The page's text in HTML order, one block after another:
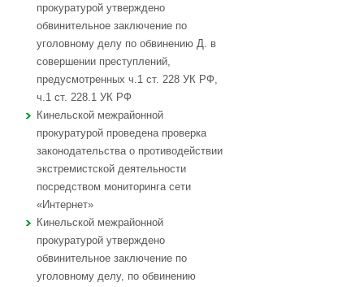
прокуратурой утверждено
обвинительное заключение по
уголовному делу по обвинению Д. в
совершении преступлений,
предусмотренных ч.1 ст. 228 УК РФ,
ч.1 ст. 228.1 УК РФ
Кинельской межрайонной
прокуратурой проведена проверка
законодательства о противодействии
экстремистской деятельности
посредством мониторинга сети
«Интернет»
Кинельской межрайонной
прокуратурой утверждено
обвинительное заключение по
уголовному делу, по обвинению